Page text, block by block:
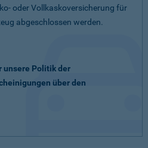
oder Vollkaskoversicherung für
abgeschlossen werden.
unsere Politik der
über den